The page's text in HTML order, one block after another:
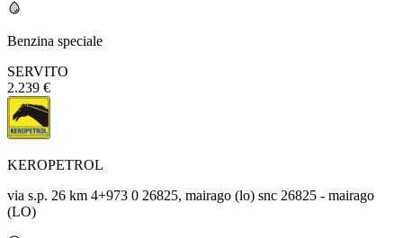
Benzina speciale
SERVITO
2.239 €
KEROPETROL
via s.p. 26 km 4+973 0 26825, mairago (lo) snc 26825 - mairago
(LO)